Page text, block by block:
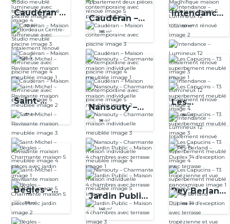
Caudéran –
Maison
lumineuse
avec
piscine
101 m²
Caudéran –
Maison
contemporain
e avec
piscine
185 m²
Intendance
– Lumineux
T2
totalement
rénové
50 m²
Saint-
Michel –
Ravissante
maison
meublée
37 m²
Nansouty –
Charmante
maison
individuelle
meublée
98 m²
Les
Capucins –
T3
superbeme
nt meublé
84 m²
Bègles –
Charmante
maison 5
118 m²
Jardin Public
– Maison 4
chambres
140 m²
Pey Berland
– Duplex T4
d’exception
110 m²